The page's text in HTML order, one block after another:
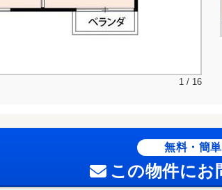
1 / 16
無料・簡単
この物件にお